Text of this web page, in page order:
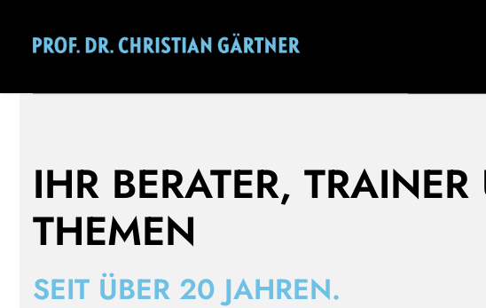
Mehr als 20 Jahre Erfahrung im Personal- und
Change Management.
IHR BERATER,
THEMEN
SEIT ÜBER 20 JAHREN.